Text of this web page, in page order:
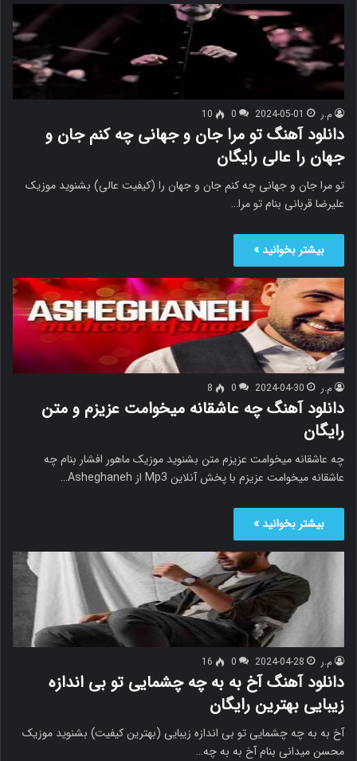
م.ر 2024-05-01
0
10
دانلود آهنگ تو مرا جان و جهانی چه کنم جان و
جهان را عالی رایگان
تو مرا جان و جهانی چه کنم جان و جهان را (کیفیت عالی) بشنوید موزیک
علیرضا قربانی بنام تو مرا…
بیشتر بخوانید »
م.ر 2024-04-30
0
8
دانلود آهنگ چه عاشقانه میخوامت عزیزم و متن
رایگان
چه عاشقانه میخوامت عزیزم متن بشنوید موزیک ماهور افشار بنام چه
عاشقانه میخوامت عزیزم با پخش آنلاین Mp3 از Asheghaneh…
بیشتر بخوانید »
م.ر 2024-04-28
0
16
دانلود آهنگ آخ به به چه چشمایی تو بی اندازه
زیبایی بهترین رایگان
آخ به به چه چشمایی تو بی اندازه زیبایی (بهترین کیفیت) بشنوید موزیک
محسن میدانی بنام آخ به به چه…